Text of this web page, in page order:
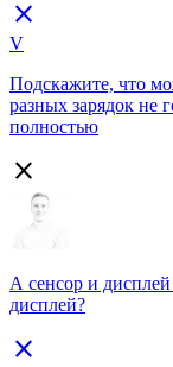
close
V
Подскажите, что
разных зарядок не
полностью
close
А сенсор и
дисплей?
close